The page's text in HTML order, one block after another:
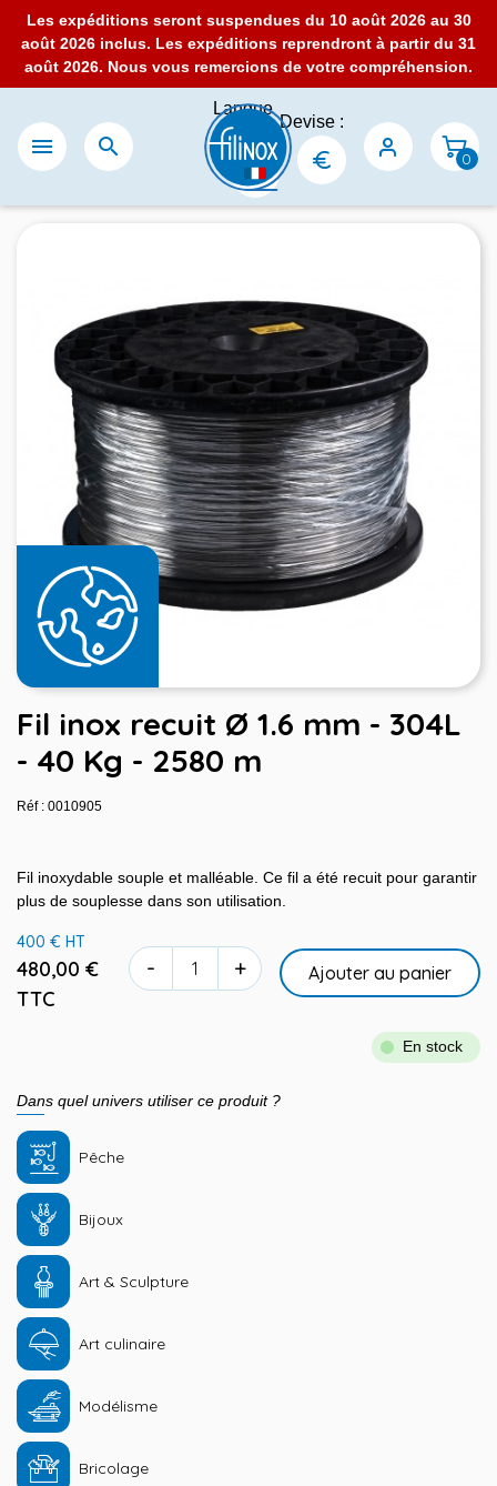
Les expéditions seront suspendues du 10 août 2026 au 30
août 2026 inclus. Les expéditions reprendront à partir du 31
août 2026. Nous vous remercions de votre compréhension.
 
Langue
:
Devise :
0
Fil inox recuit Ø 1.6 mm - 304L
- 40 Kg - 2580 m
Réf : 0010905
Fil inoxydable souple et malléable. Ce fil a été recuit pour garantir
plus de souplesse dans son utilisation.
400 € HT
480,00 €
TTC
- + Ajouter au panier
En stock
Dans quel univers utiliser ce produit ?
Pêche
Bijoux
Art & Sculpture
Art culinaire
Modélisme
Bricolage